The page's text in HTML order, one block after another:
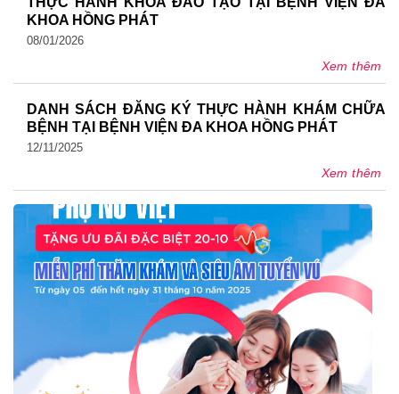
KHOA HỒNG PHÁT
08/01/2026
Xem thêm
DANH SÁCH ĐĂNG KÝ THỰC HÀNH KHÁM CHỮA
BỆNH TẠI BỆNH VIỆN ĐA KHOA HỒNG PHÁT
12/11/2025
Xem thêm